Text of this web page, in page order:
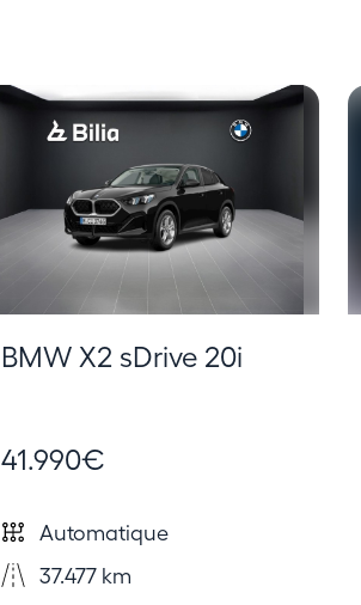
BMW X2 sDrive 20i
41.990€
Automatique
37.477 km